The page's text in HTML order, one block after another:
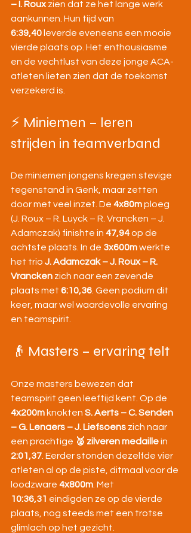
– I. Roux zien dat ze het lange werk
aankunnen. Hun tijd van
6:39,40 leverde eveneens een mooie
vierde plaats op. Het enthousiasme
en de vechtlust van deze jonge ACA-
atleten lieten zien dat de toekomst
verzekerd is.
⚡ Miniemen – leren
strijden in teamverband
De miniemen jongens kregen stevige
tegenstand in Genk, maar zetten
door met veel inzet. De 4x80m ploeg
(J. Roux – R. Luyck – R. Vrancken – J.
Adamczak) finishte in 47,94 op de
achtste plaats. In de 3x600m werkte
het trio J. Adamczak – J. Roux – R.
Vrancken zich naar een zevende
plaats met 6:10,36 . Geen podium dit
keer, maar wel waardevolle ervaring
en teamspirit.
👴 Masters – ervaring telt
Onze masters bewezen dat
teamspirit geen leeftijd kent. Op de
4x200m knokten S. Aerts – C. Senden
– G. Lenaers – J. Liefsoens zich naar
een prachtige 🥈 zilveren medaille in
2:01,37 . Eerder stonden dezelfde vier
atleten al op de piste, ditmaal voor de
loodzware 4x800m . Met
10:36,31 eindigden ze op de vierde
plaats, nog steeds met een trotse
glimlach op het gezicht.